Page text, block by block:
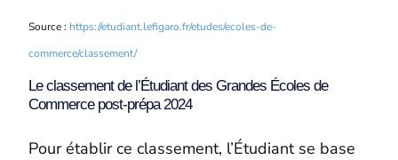
Source : https://etudiant.lefigaro.fr/etudes/ecoles-de-
commerce/classement/
Le classement de l’Étudiant des Grandes Écoles de
Commerce post-prépa 2024
Pour établir ce classement, l’Étudiant se base